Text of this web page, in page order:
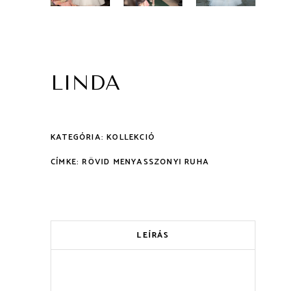
LINDA
KATEGÓRIA:KOLLEKCIÓ
CÍMKE:RÖVID MENYASSZONYI RUHA
LEÍRÁS